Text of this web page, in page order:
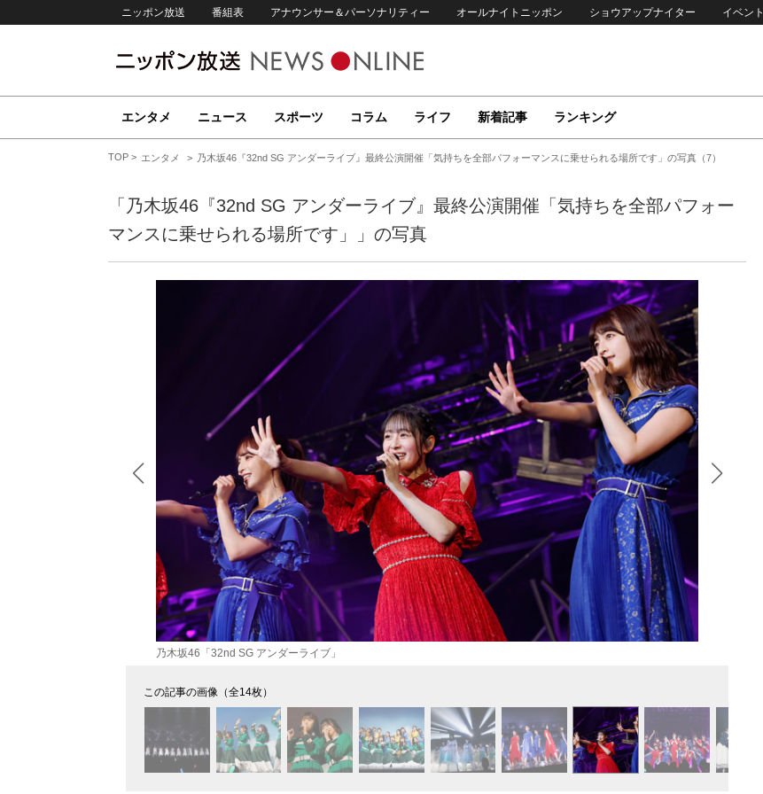
ニッポン放送 番組表 アナウンサー＆パーソナリティー オールナイトニッポン ショウアップナイター イベント
エンタメ ニュース スポーツ コラム ライフ 新着記事 ランキング
TOP エンタメ 乃木坂46『32nd SG アンダーライブ』最終公演開催「気持ちを全部パフォーマンスに乗せられる場所です」の写真（7）
「乃木坂46『32nd SG アンダーライブ』最終公演開催「気持ちを全部パフォー
マンスに乗せられる場所です」」の写真
乃木坂46「32nd SG アンダーライブ」
この記事の画像（全14枚）